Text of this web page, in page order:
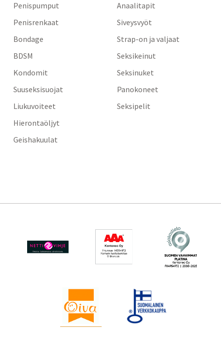
Penispumput
Penisrenkaat
Bondage
BDSM
Kondomit
Suuseksisuojat
Liukuvoiteet
Hierontaöljyt
Geishakuulat
Anaalitapit
Siveysvyöt
Strap-on ja valjaat
Seksikeinut
Seksinuket
Panokoneet
Seksipelit